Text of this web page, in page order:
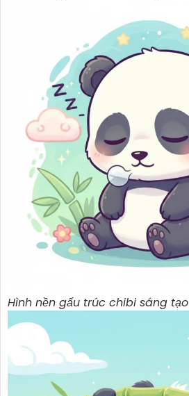
Hình nền gấu trúc chibi sáng tạo